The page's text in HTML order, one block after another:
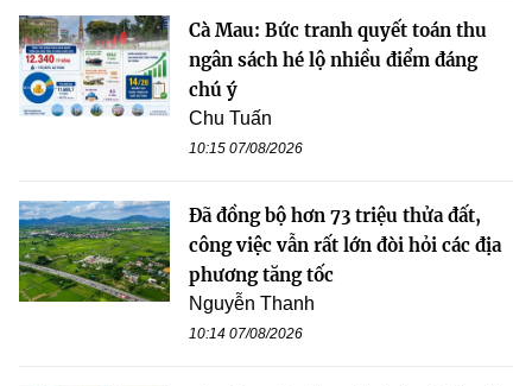
Cà Mau: Bức tranh quyết toán thu
ngân sách hé lộ nhiều điểm đáng
chú ý
Chu Tuấn
10:15 07/08/2026
Đã đồng bộ hơn 73 triệu thửa đất,
công việc vẫn rất lớn đòi hỏi các địa
phương tăng tốc
Nguyễn Thanh
10:14 07/08/2026